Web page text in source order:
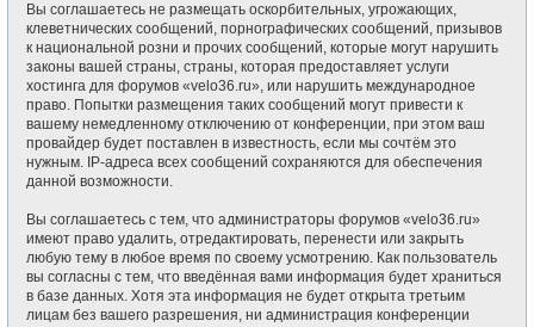
Вы соглашаетесь не размещать оскорбительных, угрожающих,
клеветнических сообщений, порнографических сообщений, призывов
к национальной розни и прочих сообщений, которые могут нарушить
законы вашей страны, страны, которая предоставляет услуги
хостинга для форумов «velo36.ru», или нарушить международное
право. Попытки размещения таких сообщений могут привести к
вашему немедленному отключению от конференции, при этом ваш
провайдер будет поставлен в известность, если мы сочтём это
нужным. IP-адреса всех сообщений сохраняются для обеспечения
данной возможности.
Вы соглашаетесь с тем, что администраторы форумов «velo36.ru»
имеют право удалить, отредактировать, перенести или закрыть
любую тему в любое время по своему усмотрению. Как пользователь
вы согласны с тем, что введённая вами информация будет храниться
в базе данных. Хотя эта информация не будет открыта третьим
лицам без вашего разрешения, ни администрация конференции